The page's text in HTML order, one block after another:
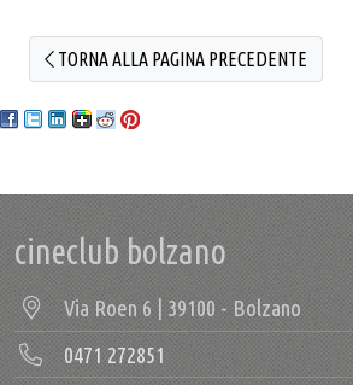
TORNA ALLA PAGINA PRECEDENTE
cineclub bolzano
Via Roen 6 | 39100 - Bolzano
0471 272851